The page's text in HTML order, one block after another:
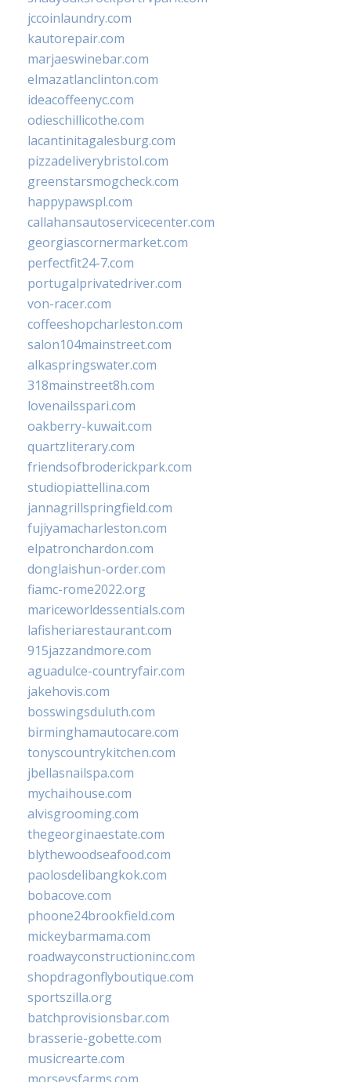
jccoinlaundry.com
kautorepair.com
marjaeswinebar.com
elmazatlanclinton.com
ideacoffeenyc.com
odieschillicothe.com
lacantinitagalesburg.com
pizzadeliverybristol.com
greenstarsmogcheck.com
happypawspl.com
callahansautoservicecenter.com
georgiascornermarket.com
perfectfit24-7.com
portugalprivatedriver.com
von-racer.com
coffeeshopcharleston.com
salon104mainstreet.com
alkaspringswater.com
318mainstreet8h.com
lovenailsspari.com
oakberry-kuwait.com
quartzliterary.com
friendsofbroderickpark.com
studiopiattellina.com
jannagrillspringfield.com
fujiyamacharleston.com
elpatronchardon.com
donglaishun-order.com
fiamc-rome2022.org
mariceworldessentials.com
lafisheriarestaurant.com
915jazzandmore.com
aguadulce-countryfair.com
jakehovis.com
bosswingsduluth.com
birminghamautocare.com
tonyscountrykitchen.com
jbellasnailspa.com
mychaihouse.com
alvisgrooming.com
thegeorginaestate.com
blythewoodseafood.com
paolosdelibangkok.com
bobacove.com
phoone24brookfield.com
mickeybarmama.com
roadwayconstructioninc.com
shopdragonflyboutique.com
sportszilla.org
batchprovisionsbar.com
brasserie-gobette.com
musicrearte.com